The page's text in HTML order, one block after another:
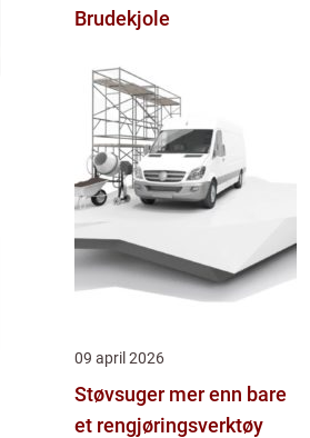
Brudekjole
09 april 2026
Støvsuger mer enn bare
et rengjøringsverktøy